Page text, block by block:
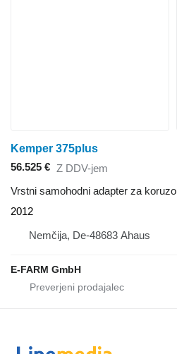
Kemper 375plus
56.525 € Z DDV-jem
Vrstni samohodni adapter za koruzo
2012
Nemčija, De-48683 Ahaus
E-FARM GmbH